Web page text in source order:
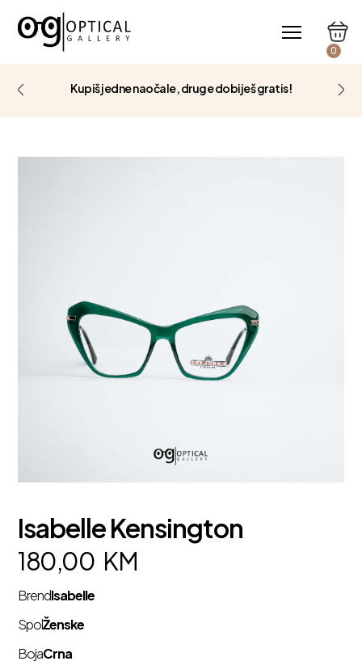
0
Kupiš jedne naočale, druge dobiješ gratis!
Isabelle Kensington
180,00 KM
BrendIsabelle
SpolŽenske
BojaCrna